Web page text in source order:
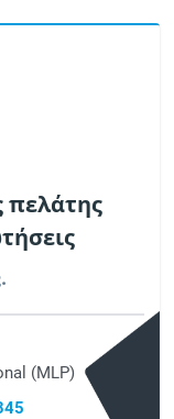
πελάτης
(MLP)